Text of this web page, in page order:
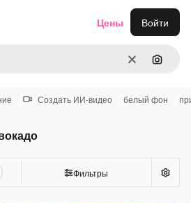
ОчиститьПоиск
Цены Войти
Создать ИИ-видео белый фон
Фильтры